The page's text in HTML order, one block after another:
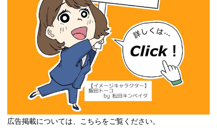
広告掲載については、こちらをご覧ください。